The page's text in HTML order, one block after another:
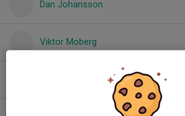
Dan Johansson
Viktor Moberg
Johan Mählström